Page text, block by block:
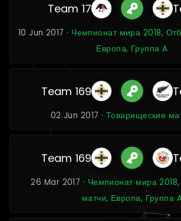
Team 17
10 Jun 2017 · Чемпионат мира 2018,
Европа, Группа A
Team 169
02 Jun 2017 · Товарищеские
Team 169
26 Mar 2017 · Чемпионат мира
матчи, Европа, Группа